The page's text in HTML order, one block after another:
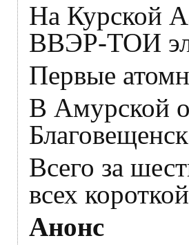
На Курской
ВВЭР-ТОИ
Первые
В Амурской
Всего за
всех
Анонс